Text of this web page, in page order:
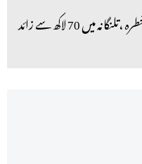
ووٹر لسٹ کا سب سے بڑا خطرہ ،تلنگانہ میں 70 لاکھ سے زائد